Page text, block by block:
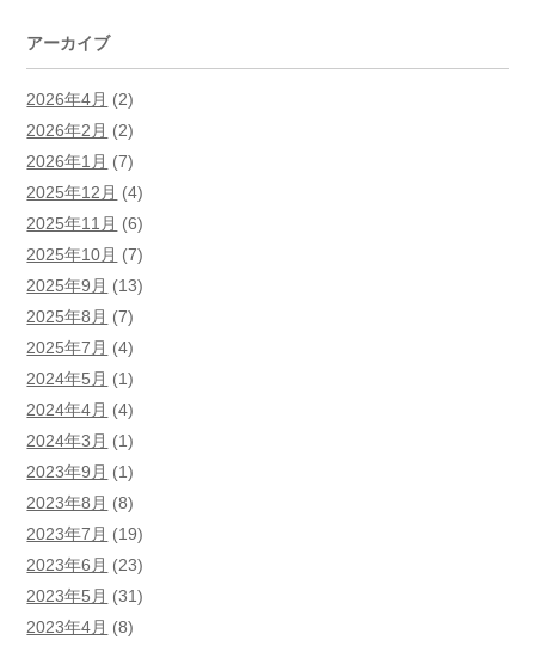
アーカイブ
2026年4月 (2)
2026年2月 (2)
2026年1月 (7)
2025年12月 (4)
2025年11月 (6)
2025年10月 (7)
2025年9月 (13)
2025年8月 (7)
2025年7月 (4)
2024年5月 (1)
2024年4月 (4)
2024年3月 (1)
2023年9月 (1)
2023年8月 (8)
2023年7月 (19)
2023年6月 (23)
2023年5月 (31)
2023年4月 (8)